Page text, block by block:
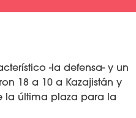
-la defensa- y un
18 a 10 a Kazajistán y
la última plaza para la